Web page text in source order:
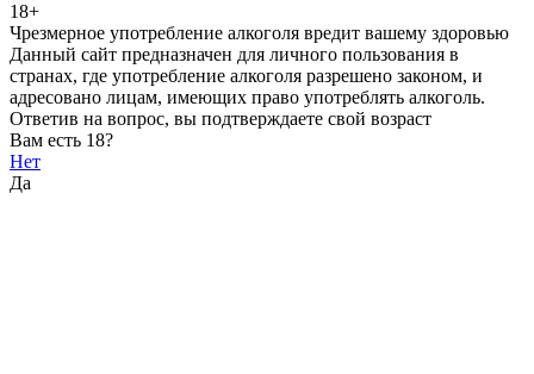
18+
Чрезмерное употребление алкоголя вредит вашему здоровью
Данный сайт предназначен для личного пользования в
странах, где употребление алкоголя разрешено законом, и
адресовано лицам, имеющих право употреблять алкоголь.
Ответив на вопрос, вы подтверждаете свой возраст
Вам есть 18?
Нет
Да